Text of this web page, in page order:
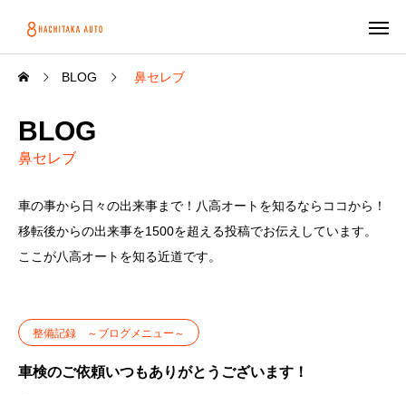
BLOG 鼻セレブ
BLOG
鼻セレブ
車の事から日々の出来事まで！八高オートを知るならココから！
移転後からの出来事を1500を超える投稿でお伝えしています。
ここが八高オートを知る近道です。
整備記録 ～ブログメニュー～
車検のご依頼いつもありがとうございます！